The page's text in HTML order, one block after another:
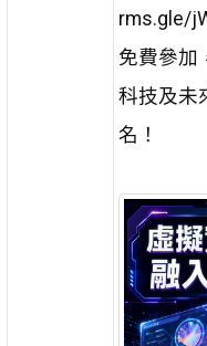
rms.gle/
免費參加
科技及未
名！